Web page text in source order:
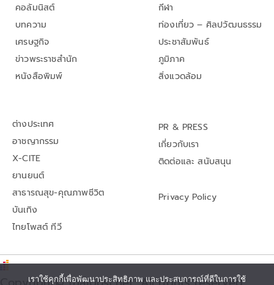
คอลัมนิสต์
บทความ
เศรษฐกิจ
ข่าวพระราชสำนัก
หนังสือพิมพ์
กีฬา
ท่องเที่ยว – ศิลปวัฒนธรรม
ประชาสัมพันธ์
ภูมิภาค
สิ่งแวดล้อม
ต่างประเทศ
อาชญากรรม
X-CITE
ยานยนต์
สาธารณสุข-คุณภาพชีวิต
บันเทิง
ไทยโพสต์ ทีวี
PR & PRESS
เกี่ยวกับเรา
ติดต่อและ สนับสนุน
Privacy Policy
เราใช้คุกกี้เพื่อพัฒนาประสิทธิภาพ และประสบการณ์ที่ดีในการใช้